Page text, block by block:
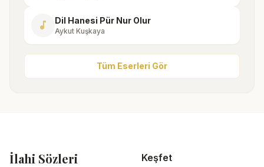
music_note Dil Hanesi Pür Nur Olur
Aykut Kuşkaya
Tüm Eserleri Gör
İlahi Sözleri Keşfet